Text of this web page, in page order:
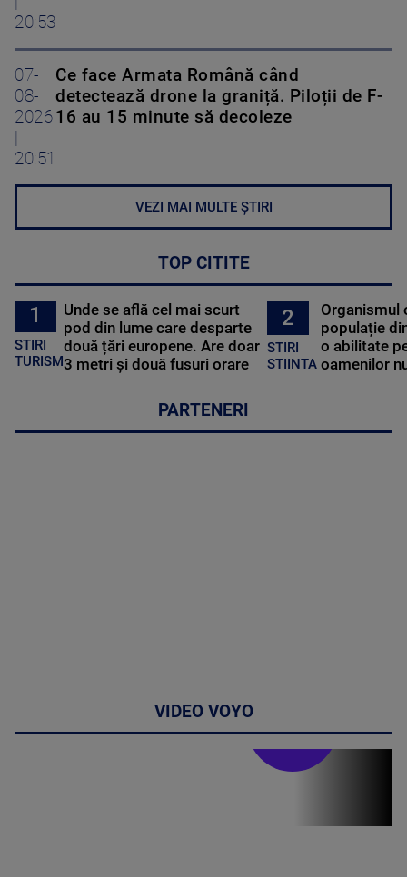
20:53
07-
08-
2026
20:51
Ce face Armata Română când
detectează drone la graniță. Piloții de F-
16 au 15 minute să decoleze
VEZI MAI MULTE ȘTIRI
TOP CITITE
1
STIRI
TURISM
Unde se află cel mai scurt
pod din lume care desparte
două țări europene. Are doar
3 metri și două fusuri orare
2
STIRI
STIINTA
Organismul
populație
o abilitate
oamenilor
PARTENERI
VIDEO VOYO